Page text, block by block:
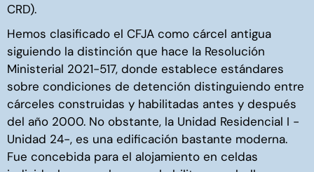
CRD).
Hemos clasificado el CFJA como cárcel antigua
siguiendo la distinción que hace la Resolución
Ministerial 2021-517, donde establece estándares
sobre condiciones de detención distinguiendo entre
cárceles construidas y habilitadas antes y después
del año 2000. No obstante, la Unidad Residencial I -
Unidad 24-, es una edificación bastante moderna.
Fue concebida para el alojamiento en celdas